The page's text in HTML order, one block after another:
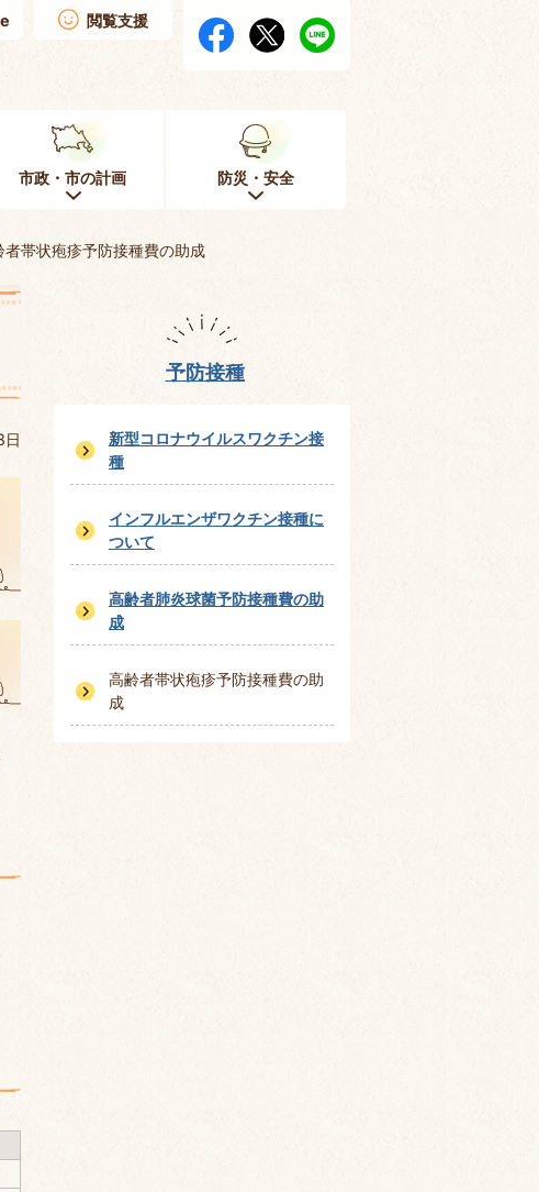
閲覧支援
市政・市の計画 防災・安全
者帯状疱疹予防接種費の助成
予防接種
新型コロナウイルスワクチン接
種
インフルエンザワクチン接種に
ついて
高齢者肺炎球菌予防接種費の助
成
高齢者帯状疱疹予防接種費の助
成